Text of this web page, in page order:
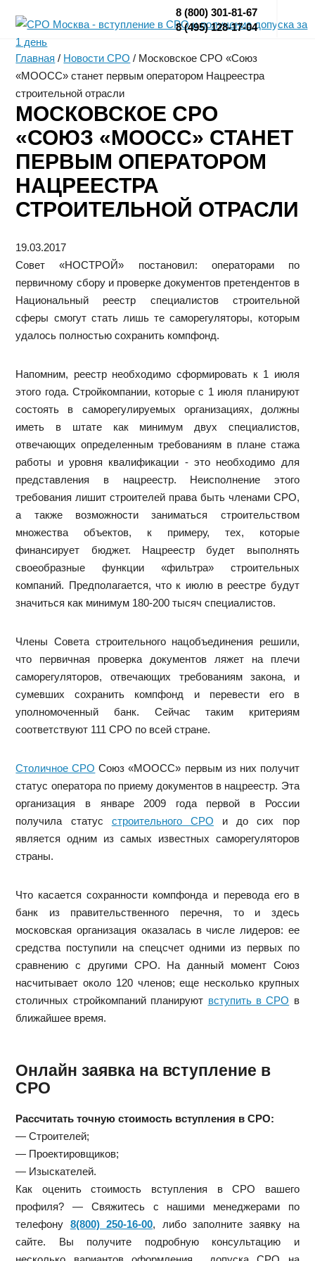
8 (800) 301-81-67
8 (495) 128-17-04
Главная / Новости СРО / Московское СРО «Союз
«МООСС» станет первым оператором Нацреестра
строительной отрасли
МОСКОВСКОЕ СРО
«СОЮЗ «МООСС» СТАНЕТ
ПЕРВЫМ ОПЕРАТОРОМ
НАЦРЕЕСТРА
СТРОИТЕЛЬНОЙ ОТРАСЛИ
19.03.2017
Совет «НОСТРОЙ» постановил: операторами по
первичному сбору и проверке документов претендентов в
Национальный реестр специалистов строительной
сферы смогут стать лишь те саморегуляторы, которым
удалось полностью сохранить компфонд.
Напомним, реестр необходимо сформировать к 1 июля
этого года. Стройкомпании, которые с 1 июля планируют
состоять в саморегулируемых организациях, должны
иметь в штате как минимум двух специалистов,
отвечающих определенным требованиям в плане стажа
работы и уровня квалификации - это необходимо для
представления в нацреестр. Неисполнение этого
требования лишит строителей права быть членами СРО,
а также возможности заниматься строительством
множества объектов, к примеру, тех, которые
финансирует бюджет. Нацреестр будет выполнять
своеобразные функции «фильтра» строительных
компаний. Предполагается, что к июлю в реестре будут
значиться как минимум 180-200 тысяч специалистов.
Члены Совета строительного нацобъединения решили,
что первичная проверка документов ляжет на плечи
саморегуляторов, отвечающих требованиям закона, и
сумевших сохранить компфонд и перевести его в
уполномоченный банк. Сейчас таким критериям
соответствуют 111 СРО по всей стране.
Столичное СРО Союз «МООСС» первым из них получит
статус оператора по приему документов в нацреестр. Эта
организация в январе 2009 года первой в России
получила статус строительного СРО и до сих пор
является одним из самых известных саморегуляторов
страны.
Что касается сохранности компфонда и перевода его в
банк из правительственного перечня, то и здесь
московская организация оказалась в числе лидеров: ее
средства поступили на спецсчет одними из первых по
сравнению с другими СРО. На данный момент Союз
насчитывает около 120 членов; еще несколько крупных
столичных стройкомпаний планируют вступить в СРО в
ближайшее время.
Онлайн заявка на вступление в
СРО
Рассчитать точную стоимость вступления в СРО:
— Строителей;
— Проектировщиков;
— Изыскателей.
Как оценить стоимость вступления в СРО вашего
профиля? — Свяжитесь с нашими менеджерами по
телефону 8(800) 250-16-00, либо заполните заявку на
сайте. Вы получите подробную консультацию и